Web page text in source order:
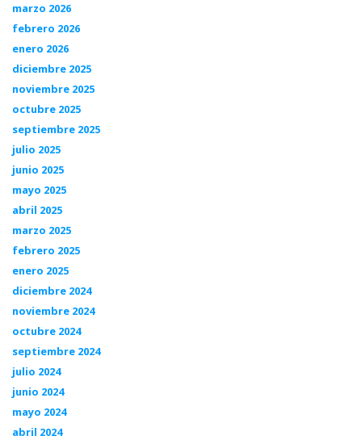
marzo 2026
febrero 2026
enero 2026
diciembre 2025
noviembre 2025
octubre 2025
septiembre 2025
julio 2025
junio 2025
mayo 2025
abril 2025
marzo 2025
febrero 2025
enero 2025
diciembre 2024
noviembre 2024
octubre 2024
septiembre 2024
julio 2024
junio 2024
mayo 2024
abril 2024